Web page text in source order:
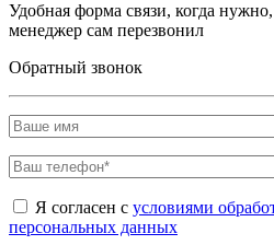
Удобная форма связи, когда
менеджер сам перезвонил
Обратный звонок
Я согласен с условиями
персональных данных